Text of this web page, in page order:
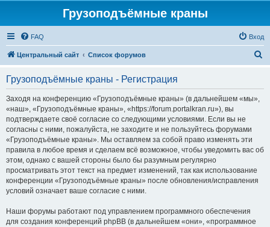
Грузоподъёмные краны
FAQ Вход
Центральный сайт Список форумов
Грузоподъёмные краны - Регистрация
Заходя на конференцию «Грузоподъёмные краны» (в дальнейшем «мы»,
«наш», «Грузоподъёмные краны», «https://forum.portalkran.ru»), вы
подтверждаете своё согласие со следующими условиями. Если вы не
согласны с ними, пожалуйста, не заходите и не пользуйтесь форумами
«Грузоподъёмные краны». Мы оставляем за собой право изменять эти
правила в любое время и сделаем всё возможное, чтобы уведомить вас об
этом, однако с вашей стороны было бы разумным регулярно
просматривать этот текст на предмет изменений, так как использование
конференции «Грузоподъёмные краны» после обновления/исправления
условий означает ваше согласие с ними.
Наши форумы работают под управлением программного обеспечения
для создания конференций phpBB (в дальнейшем «они», «программное